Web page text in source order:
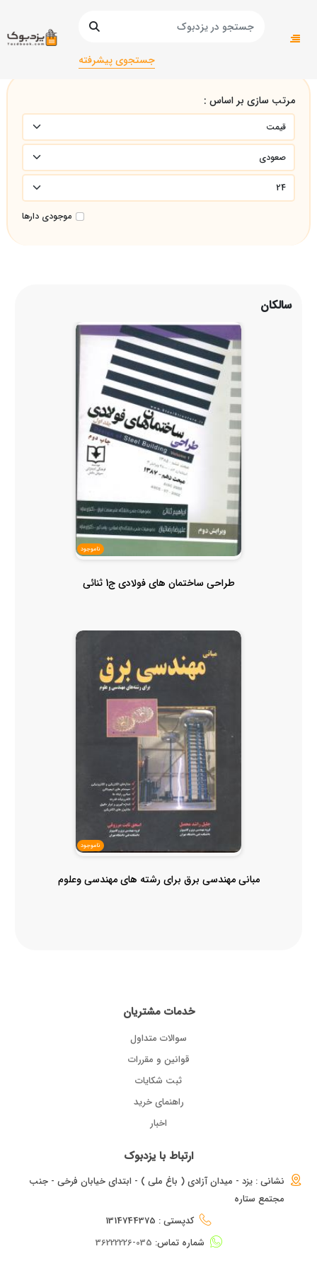
جستجوی پیشرفته
صفحه اصلی
مرتب سازی بر اساس :
موجودی دارها
سالکان
ناموجود
طراحی ساختمان های فولادی ج1 ثنائی
ناموجود
مبانی مهندسی برق برای رشته های مهندسی وعلوم
خدمات مشتریان
سوالات متداول
قوانین و مقررات
ثبت شکایات
راهنمای خرید
اخبار
ارتباط با یزدبوک
نشانی : یزد - میدان آزادی ( باغ ملی ) - ابتدای خیابان فرخی - جنب
مجتمع ستاره
کدپستی : 1314744375
شماره تماس: 035-36222226